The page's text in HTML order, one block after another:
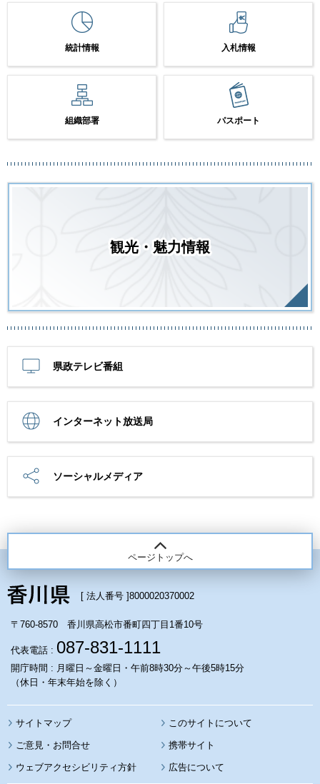
統計情報 入札情報
組織部署 パスポート
観光・魅力情報
県政テレビ番組
インターネット放送局
ソーシャルメディア
ページトップへ
[ 法人番号 ]8000020370002
〒760-8570 香川県高松市番町四丁目1番10号
代表電話 : 087-831-1111
開庁時間 : 月曜日～金曜日・午前8時30分～午後5時15分
（休日・年末年始を除く）
サイトマップ このサイトについて
携帯サイト
ウェブアクセシビリティ方針 広告について